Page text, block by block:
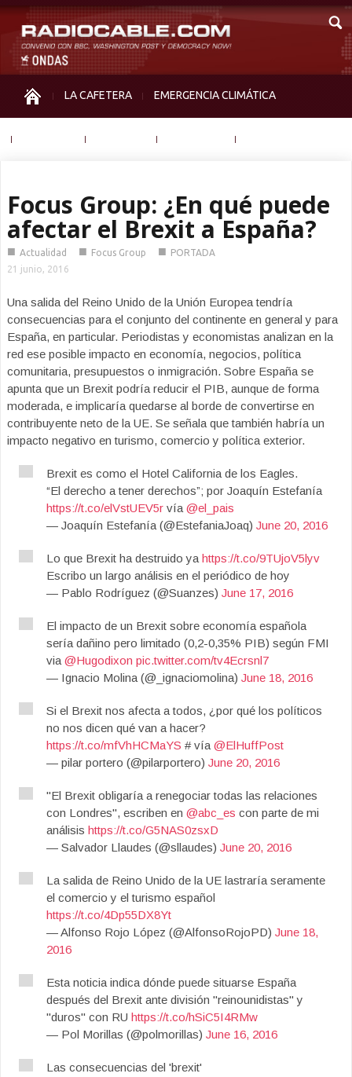
LA CAFETERA EMERGENCIA CLIMÁTICA
Focus Group: ¿En qué puede
afectar el Brexit a España?
■ Actualidad ■ Focus Group ■ PORTADA
21 junio, 2016
Una salida del Reino Unido de la Unión Europea tendría
consecuencias para el conjunto del continente en general y para
España, en particular. Periodistas y economistas analizan en la
red ese posible impacto en economía, negocios, política
comunitaria, presupuestos o inmigración. Sobre España se
apunta que un Brexit podría reducir el PIB, aunque de forma
moderada, e implicaría quedarse al borde de convertirse en
contribuyente neto de la UE. Se señala que también habría un
impacto negativo en turismo, comercio y política exterior.
Brexit es como el Hotel California de los Eagles.
“El derecho a tener derechos”; por Joaquín Estefanía
https://t.co/elVstUEV5r vía @el_pais
— Joaquín Estefanía (@EstefaniaJoaq) June 20, 2016
Lo que Brexit ha destruido ya https://t.co/9TUjoV5lyv
Escribo un largo análisis en el periódico de hoy
— Pablo Rodríguez (@Suanzes) June 17, 2016
El impacto de un Brexit sobre economía española
sería dañino pero limitado (0,2-0,35% PIB) según FMI
via @Hugodixon pic.twitter.com/tv4Ecrsnl7
— Ignacio Molina (@_ignaciomolina) June 18, 2016
Si el Brexit nos afecta a todos, ¿por qué los políticos
no nos dicen qué van a hacer?
https://t.co/mfVhHCMaYS # vía @ElHuffPost
— pilar portero (@pilarportero) June 20, 2016
"El Brexit obligaría a renegociar todas las relaciones
con Londres", escriben en @abc_es con parte de mi
análisis https://t.co/G5NAS0zsxD
— Salvador Llaudes (@sllaudes) June 20, 2016
La salida de Reino Unido de la UE lastraría seramente
el comercio y el turismo español
https://t.co/4Dp55DX8Yt
— Alfonso Rojo López (@AlfonsoRojoPD) June 18,
2016
Esta noticia indica dónde puede situarse España
después del Brexit ante división "reinounidistas" y
"duros" con RU https://t.co/hSiC5I4RMw
— Pol Morillas (@polmorillas) June 16, 2016
Las consecuencias del 'brexit'